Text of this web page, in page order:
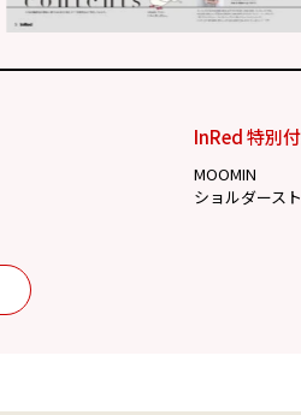
InRed 特別
MOOMIN
ショルダース